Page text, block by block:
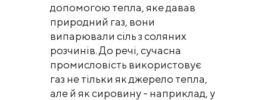
допомогою тепла, яке давав
природний газ, вони
випарювали сіль з соляних
розчинів. До речі, сучасна
промисловість використовує
газ не тільки як джерело тепла,
але й як сировину - наприклад, у